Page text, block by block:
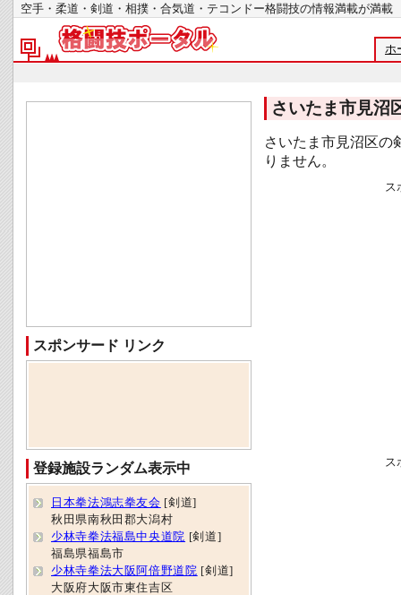
空手・柔道・剣道・相撲・合気道・テコンドー格闘技の情報満載が
ホ
さいたま市見沼
さいたま市見沼区の
りません。
ス
ス
スポンサード リンク
登録施設ランダム表示中
日本拳法鴻志拳友会 [剣道]
秋田県南秋田郡大潟村
少林寺拳法福島中央道院 [剣道]
福島県福島市
少林寺拳法大阪阿倍野道院 [剣道]
大阪府大阪市東住吉区